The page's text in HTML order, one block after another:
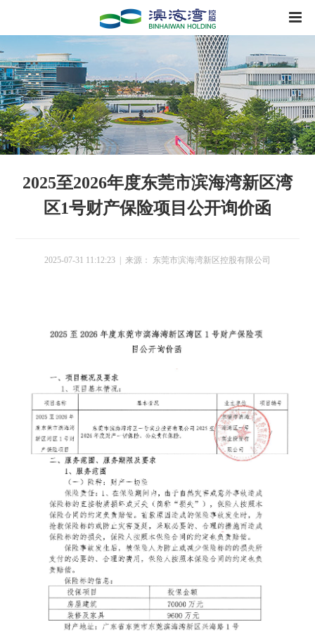
2025至2026年度东莞市滨海湾新区湾
区1号财产保险项目公开询价函
2025-07-31 11:12:23 | 来源： 东莞市滨海湾新区控股有限公司